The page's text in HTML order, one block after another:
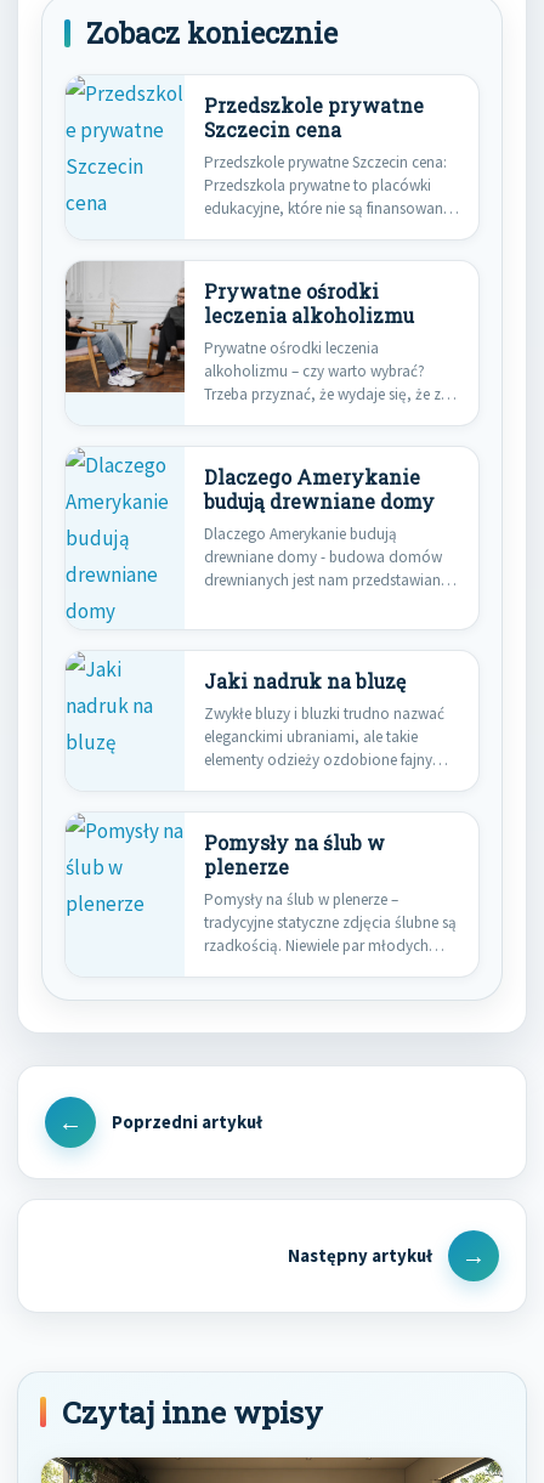
Zobacz koniecznie
Przedszkole prywatne
Szczecin cena
Przedszkole prywatne Szczecin cena:
Przedszkola prywatne to placówki
edukacyjne, które nie są finansowane
Prywatne ośrodki
leczenia alkoholizmu
Prywatne ośrodki leczenia
alkoholizmu – czy warto wybrać?
Trzeba przyznać, że wydaje się, że z…
Dlaczego Amerykanie
budują drewniane domy
Dlaczego Amerykanie budują
drewniane domy - budowa domów
drewnianych jest nam przedstawiana
Jaki nadruk na bluzę
Zwykłe bluzy i bluzki trudno nazwać
eleganckimi ubraniami, ale takie
elementy odzieży ozdobione fajnym
Pomysły na ślub w
plenerze
Pomysły na ślub w plenerze –
tradycyjne statyczne zdjęcia ślubne są
rzadkością. Niewiele par młodych…
Nawigacja
wpisu
Previous
Next
Post
Czytaj inne wpisy